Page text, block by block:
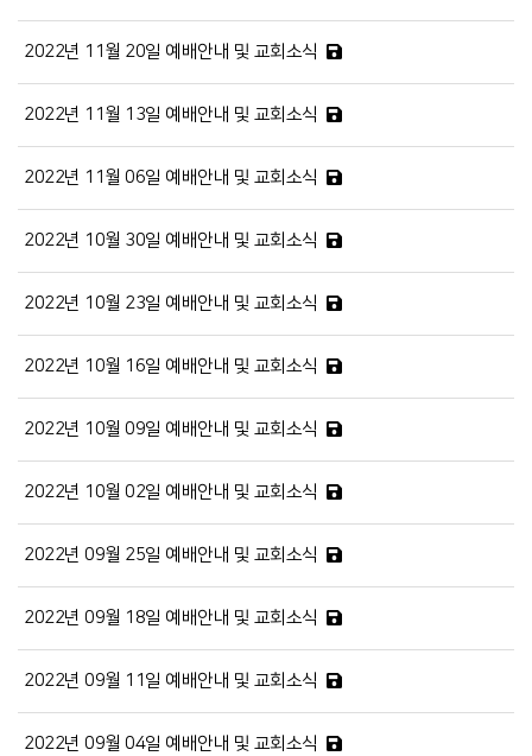
2022년 11월 20일 예배안내 및 교회소식
2022년 11월 13일 예배안내 및 교회소식
2022년 11월 06일 예배안내 및 교회소식
2022년 10월 30일 예배안내 및 교회소식
2022년 10월 23일 예배안내 및 교회소식
2022년 10월 16일 예배안내 및 교회소식
2022년 10월 09일 예배안내 및 교회소식
2022년 10월 02일 예배안내 및 교회소식
2022년 09월 25일 예배안내 및 교회소식
2022년 09월 18일 예배안내 및 교회소식
2022년 09월 11일 예배안내 및 교회소식
2022년 09월 04일 예배안내 및 교회소식